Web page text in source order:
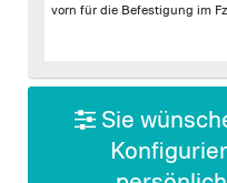
gallery
vorn für die Befestigung im
Sie